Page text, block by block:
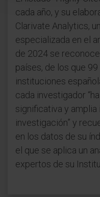
cada año, y su
Clarivate Analytics,
especializada en el
de 2024 se
países, de los que
instituciones
cada investigador
significativa y amplia
investigación” y
en los datos de su
el que se aplica un
expertos de su